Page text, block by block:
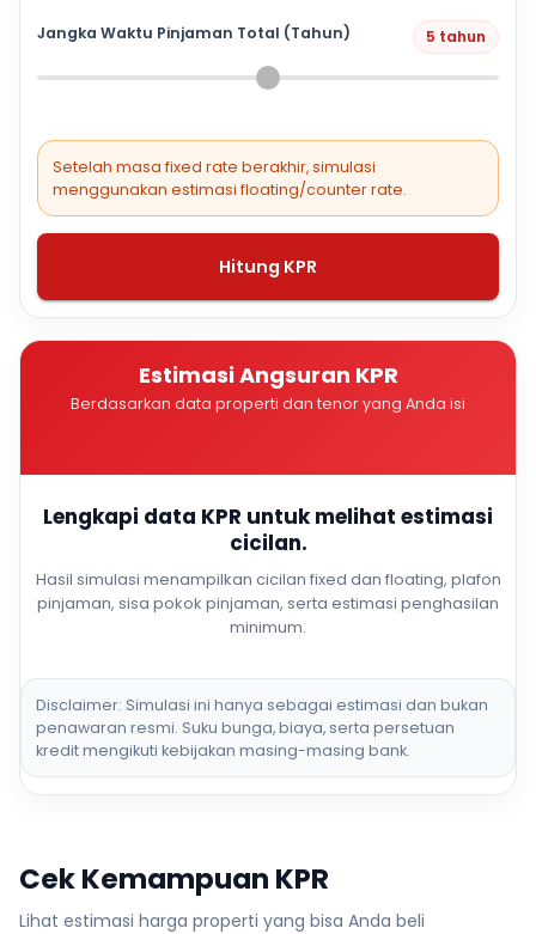
Jangka Waktu Pinjaman Total (Tahun) 5 tahun
Setelah masa fixed rate berakhir, simulasi
menggunakan estimasi floating/counter rate.
Hitung KPR
Estimasi Angsuran KPR
Berdasarkan data properti dan tenor yang Anda isi
Lengkapi data KPR untuk melihat estimasi
cicilan.
Hasil simulasi menampilkan cicilan fixed dan floating, plafon
pinjaman, sisa pokok pinjaman, serta estimasi penghasilan
minimum.
Disclaimer: Simulasi ini hanya sebagai estimasi dan bukan
penawaran resmi. Suku bunga, biaya, serta persetuan
kredit mengikuti kebijakan masing-masing bank.
Cek Kemampuan KPR
Lihat estimasi harga properti yang bisa Anda beli